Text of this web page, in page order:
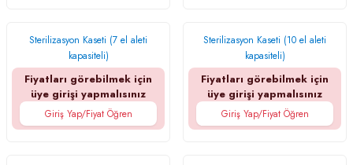
Sterilizasyon Kaseti (7 el aleti
kapasiteli)
Fiyatları görebilmek için
üye girişi yapmalısınız
Giriş Yap/Fiyat Öğren
Sterilizasyon Kaseti (10 el aleti
kapasiteli)
Fiyatları görebilmek için
üye girişi yapmalısınız
Giriş Yap/Fiyat Öğren